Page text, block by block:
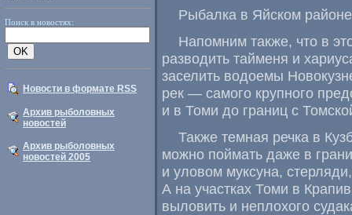
Поиск в новостях:
Новости в формате RSS
Архив рыболовных
новостей
Архив рыболовных
новостей 2005
Рыбалка в Яйском
Напомним также, что в
разводить тайменя и
заселить водоемы
рек — самого крупного
и в Томи до границ с
Также темная речка в
можно поймать даже в
и уловом муксуна,
А на участках Томи в
выловить и неплохого